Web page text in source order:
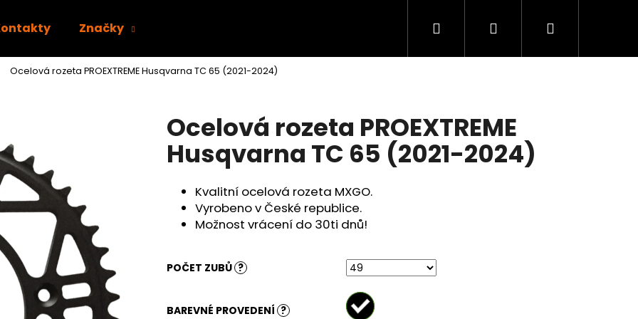
Značky Hledat PřihlášeníNákupní
Ocelová rozeta PROEXTREME Husqvarna TC 65 (2021-2024)
Ocelová rozeta PROEXTREME
Husqvarna TC 65 (2021-2024)
Kvalitní ocelová rozeta MXGO.
Vyrobeno v České republice.
Možnost vrácení do 30ti dnů!
POČET ZUBŮ ?
BAREVNÉ PROVEDENÍ ?
Co potřebujete najít?
HLEDAT
Doporučujeme